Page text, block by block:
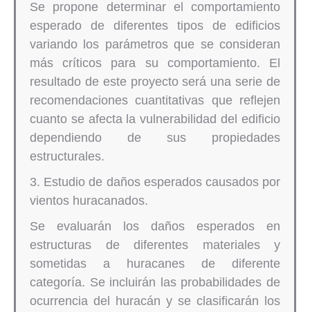
Se propone determinar el comportamiento
esperado de diferentes tipos de edificios
variando los parámetros que se consideran
más críticos para su comportamiento. El
resultado de este proyecto será una serie de
recomendaciones cuantitativas que reflejen
cuanto se afecta la vulnerabilidad del edificio
dependiendo de sus propiedades
estructurales.
3. Estudio de daños esperados causados por
vientos huracanados.
Se evaluarán los daños esperados en
estructuras de diferentes materiales y
sometidas a huracanes de diferente
categoría. Se incluirán las probabilidades de
ocurrencia del huracán y se clasificarán los